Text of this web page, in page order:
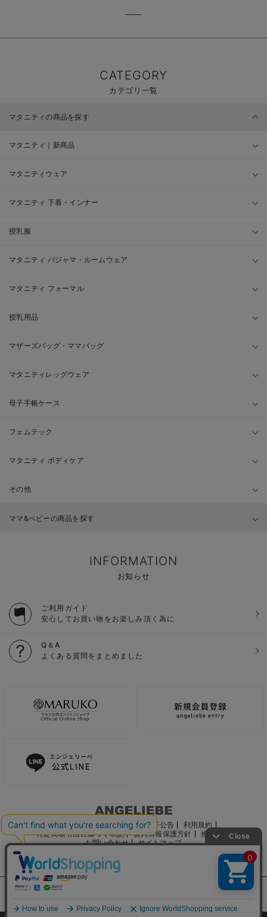
CATEGORY
カテゴリ一覧
マタニティの商品を探す
マタニティ｜新商品
マタニティウェア
マタニティ 下着・インナー
授乳服
マタニティ パジャマ・ルームウェア
マタニティ フォーマル
授乳用品
マザーズバッグ・ママバッグ
マタニティレッグウェア
母子手帳ケース
フェムテック
マタニティ ボディケア
その他
ママ&ベビーの商品を探す
INFORMATION
お知らせ
ご利用ガイド
安心してお買い物をお楽しみ頂く為に
Q＆A
よくある質問をまとめました
ご利用ガイド 会社概要 電子公告
利用規約
特定商取引法に基づく表記
個人情報保護方針
推奨環境
お問い合わせ
サイトマップ
サイト内の文章、画像などの著作物はマルコ株式会社に属します。